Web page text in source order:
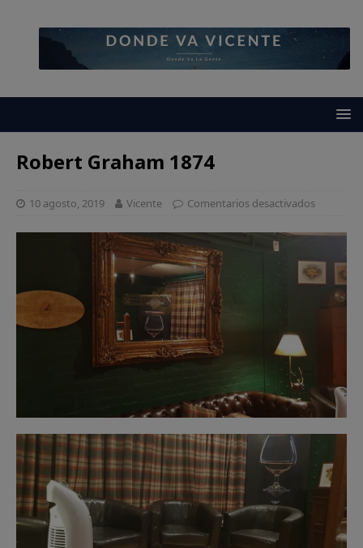
Robert Graham 1874
10 agosto, 2019 Vicente Comentarios desactivados